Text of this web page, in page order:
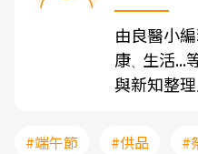
由良醫小
康、 生活...
與新知整理
#端午節 #供品 #